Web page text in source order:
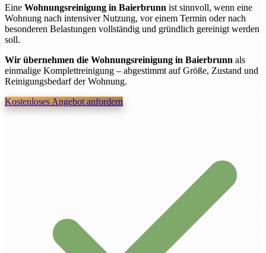
Eine Wohnungsreinigung in Baierbrunn ist sinnvoll, wenn eine
Wohnung nach intensiver Nutzung, vor einem Termin oder nach
besonderen Belastungen vollständig und gründlich gereinigt werden
soll.
Wir übernehmen die Wohnungsreinigung in Baierbrunn als
einmalige Komplettreinigung – abgestimmt auf Größe, Zustand und
Reinigungsbedarf der Wohnung.
Kostenloses Angebot anfordern